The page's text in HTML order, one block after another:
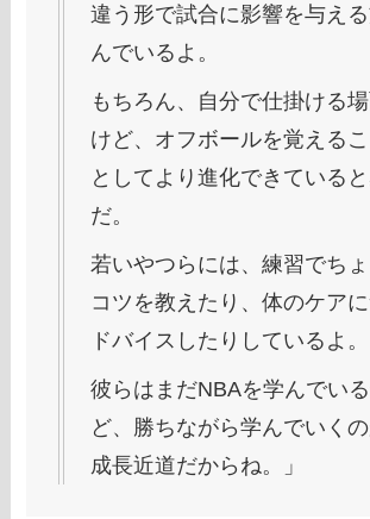
違う形で試合に影響を与え
んでいるよ。
もちろん、自分で仕掛ける
けど、オフボールを覚える
としてより進化できている
だ。
若いやつらには、練習でち
コツを教えたり、体のケア
ドバイスしたりしているよ。
彼らはまだNBAを学んでい
ど、勝ちながら学んでいく
成長近道だからね。」